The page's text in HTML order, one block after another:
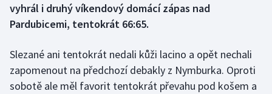
Florbal
Futsal
Golf
vyhrál i druhý víkendový domácí zápas nad
Pardubicemi, tentokrát 66:65.
Slezané ani tentokrát nedali kůži lacino a opět nechali
zapomenout na předchozí debakly z Nymburka. Oproti
sobotě ale měl favorit tentokrát převahu pod košem a